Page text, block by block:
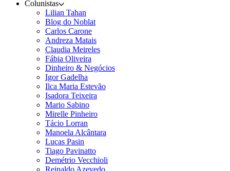
Colunistas
Lilian Tahan
Blog do Noblat
Carlos Carone
Andreza Matais
Claudia Meireles
Fábia Oliveira
Dinheiro & Negócios
Igor Gadelha
Ilca Maria Estevão
Isadora Teixeira
Mario Sabino
Mirelle Pinheiro
Tácio Lorran
Manoela Alcântara
Lucas Pasin
Tiago Pavinatto
Demétrio Vecchioli
Reinaldo Azevedo